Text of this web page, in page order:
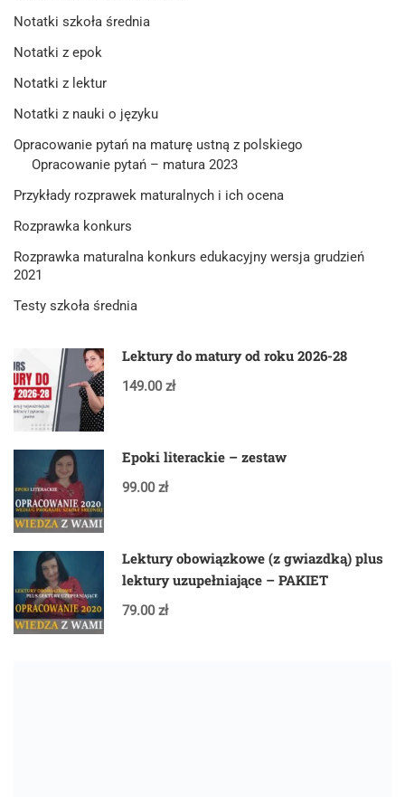
Notatki szkoła średnia
Notatki z epok
Notatki z lektur
Notatki z nauki o języku
Opracowanie pytań na maturę ustną z polskiego
Opracowanie pytań – matura 2023
Przykłady rozprawek maturalnych i ich ocena
Rozprawka konkurs
Rozprawka maturalna konkurs edukacyjny wersja grudzień
2021
Testy szkoła średnia
Lektury do matury od roku 2026-28
149.00 zł
Epoki literackie – zestaw
99.00 zł
Lektury obowiązkowe (z gwiazdką) plus
lektury uzupełniające – PAKIET
79.00 zł